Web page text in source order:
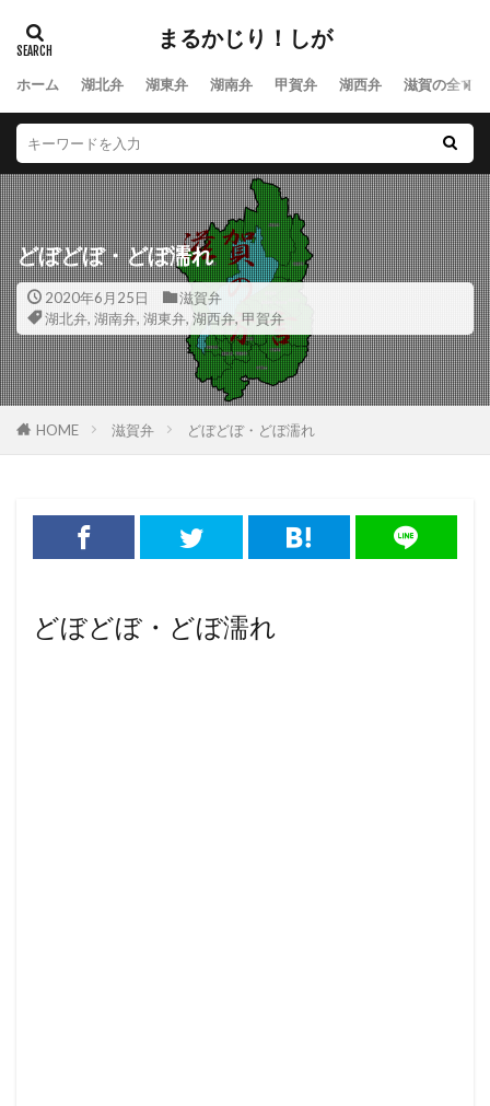
まるかじり！しが
ホーム 湖北弁 湖東弁 湖南弁 甲賀弁 湖西弁 滋賀の全て
どぼどぼ・どぼ濡れ
2020年6月25日
滋賀弁
湖北弁, 湖南弁, 湖東弁, 湖西弁, 甲賀弁
HOME 滋賀弁 どぼどぼ・どぼ濡れ
どぼどぼ・どぼ濡れ